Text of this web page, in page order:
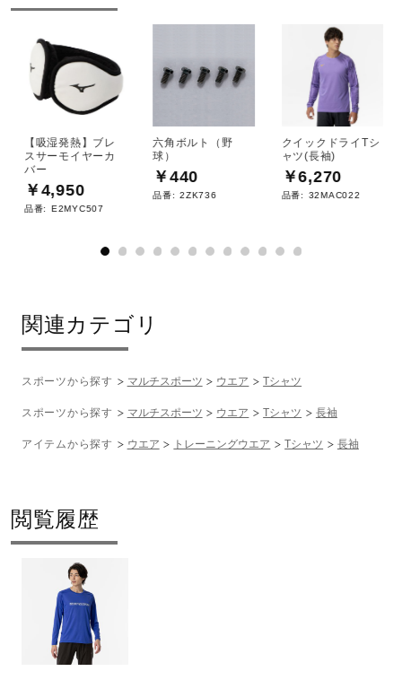
発売シーズン
2023年秋冬
【吸湿発熱】ブレ
スサーモイヤーカ
バー
￥4,950
品番: E2MYC507
六角ボルト（野
球）
￥440
品番: 2ZK736
クイックドライTシ
ャツ(長袖)
￥6,270
品番: 32MAC022
関連カテゴリ
スポーツから探す マルチスポーツ ウエア Tシャツ
スポーツから探す マルチスポーツ ウエア Tシャツ 長袖
アイテムから探す ウエア トレーニングウエア Tシャツ 長袖
閲覧履歴